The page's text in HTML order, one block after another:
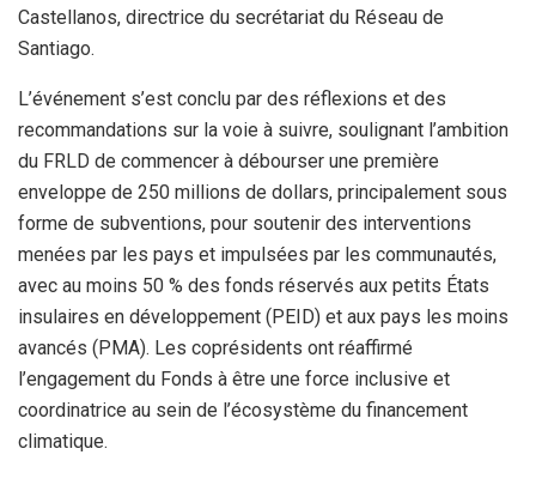
Castellanos, directrice du secrétariat du Réseau de
Santiago.
L’événement s’est conclu par des réflexions et des
recommandations sur la voie à suivre, soulignant l’ambition
du FRLD de commencer à débourser une première
enveloppe de 250 millions de dollars, principalement sous
forme de subventions, pour soutenir des interventions
menées par les pays et impulsées par les communautés,
avec au moins 50 % des fonds réservés aux petits États
insulaires en développement (PEID) et aux pays les moins
avancés (PMA). Les coprésidents ont réaffirmé
l’engagement du Fonds à être une force inclusive et
coordinatrice au sein de l’écosystème du financement
climatique.